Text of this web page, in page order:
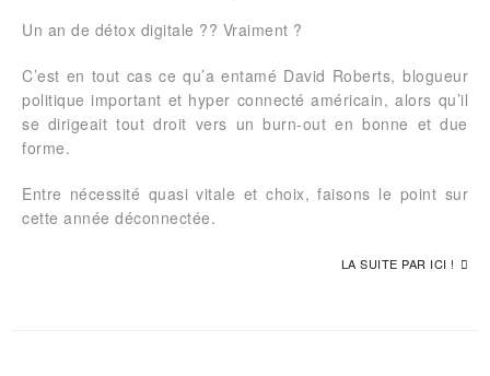
Un an de détox digitale ?? Vraiment ?
C’est en tout cas ce qu’a entamé David Roberts, blogueur
politique important et hyper connecté américain, alors qu’il
se dirigeait tout droit vers un burn-out en bonne et due
forme.
Entre nécessité quasi vitale et choix, faisons le point sur
cette année déconnectée.
LA SUITE PAR ICI !